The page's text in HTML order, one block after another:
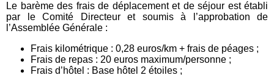
Le barème des frais de déplacement et de séjour est établi
par le Comité Directeur et soumis à l’approbation de
l’Assemblée Générale :
Frais kilométrique : 0,28 euros/km + frais de péages ;
Frais de repas : 20 euros maximum/personne ;
Frais d’hôtel : Base hôtel 2 étoiles ;